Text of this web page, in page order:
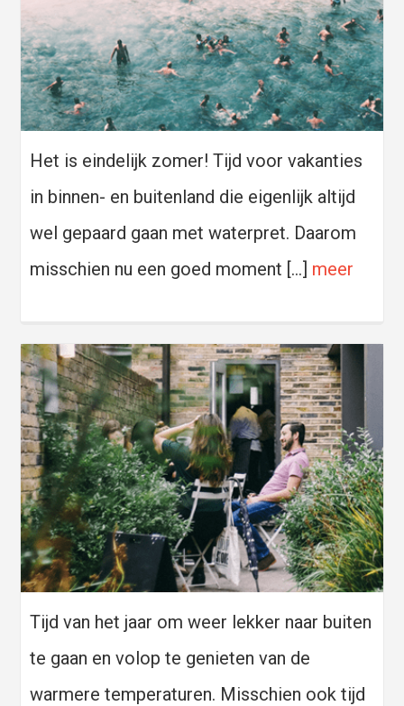
Het is eindelijk zomer! Tijd voor vakanties
in binnen- en buitenland die eigenlijk altijd
wel gepaard gaan met waterpret. Daarom
misschien nu een goed moment […] meer
Tijd van het jaar om weer lekker naar buiten
te gaan en volop te genieten van de
warmere temperaturen. Misschien ook tijd